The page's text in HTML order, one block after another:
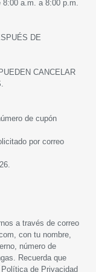
a.m. a 8:00 p.m.
DE
CANCELAR
de cupón
por correo
a través de correo
, con tu nombre,
número de
Recuerda que
Política de Privacidad